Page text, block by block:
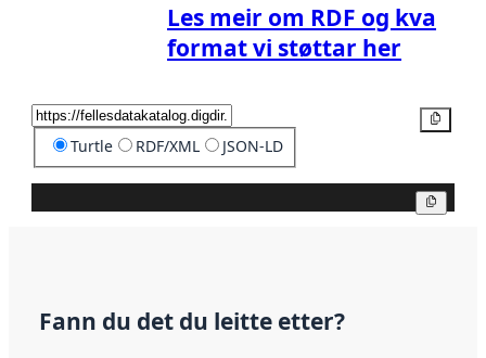
Les meir om RDF og kva
format vi støttar her
Turtle RDF/XML JSON-LD
Fann du det du leitte etter?